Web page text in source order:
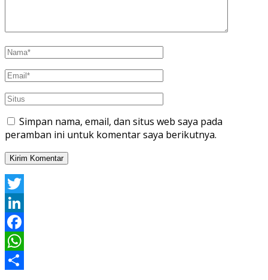
Simpan nama, email, dan situs web saya pada
peramban ini untuk komentar saya berikutnya.
Twitter
LinkedIn
Facebook
WhatsApp